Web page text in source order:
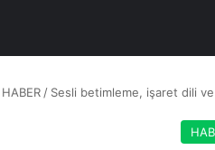
HABER / Sesli betimleme, işaret dili ve